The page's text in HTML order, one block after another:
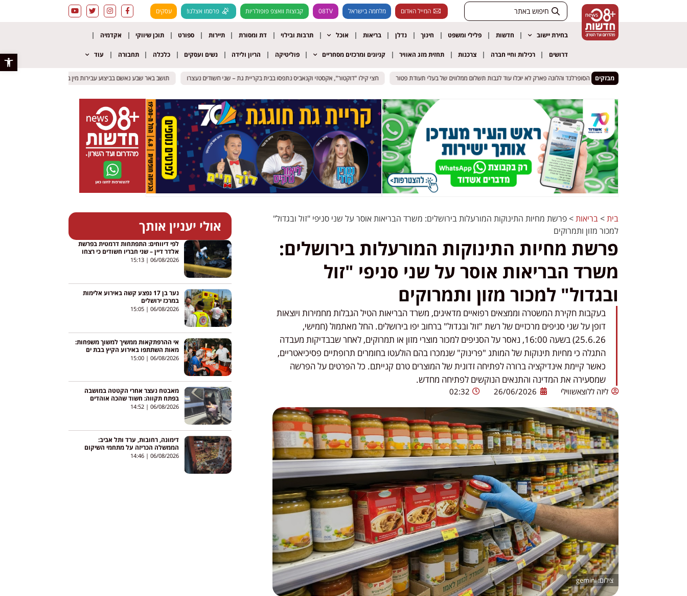
פתח
המייל האדום מלחמה בישראל 08TV קבוצות וואצפ פופולריות פרסמו אצלנו! עסקים
בחירת יישוב חדשות פלילי ומשפט חינוך נדלן בריאות אוכל תרבות ובילוי דת ומסורת תיירות ספורט תוכן שיווקי אקדמיה
דרושים רכילות וחיי חברה צרכנות תחזית מזג האוויר קניונים ומרכזים מסחריים פוליטיקה הריון ולידה נשים ועסקים כלכלה תחבורה עוד
מבזקים
בית המשפט הכריע: הסופרלנד והלונה פארק לא יוכלו עוד לגבות תשלום ממלווים של בעלי תעודת פטור חצי קילו "דוקטור", אקסטזי וקנאביס נתפסו בבית בקריית גת – שני חשודים נעצרו בית המשפט הכריע: הסופרלנד והלונה פארק לא יוכלו עוד לגבות תשלום ממלווים של בעלי תעודת פטור חצי קילו "דוקטור", אקסטזי וקנאביס נתפסו בבית בקריית גת – שני חשודים נעצרו תושב באר שבע נאשם בביצוע עבירות מין בקרובת משפחתו בת ה – 10
תושב באר שבע נאשם בביצוע עבירות מין בקרובת משפחתו בת ה – 10
בית>בריאות>פרשת מחיות התינוקות המורעלות בירושלים: משרד הבריאות אוסר על שני סניפי "זול ובגדול"
למכור מזון ותמרוקים
פרשת מחיות התינוקות המורעלות בירושלים:
משרד הבריאות אוסר על שני סניפי "זול
ובגדול" למכור מזון ותמרוקים
בעקבות חקירת המשטרה וממצאים רפואיים מדאיגים, משרד הבריאות הטיל הגבלות מחמירות ויוצאות
דופן על שני סניפים מרכזיים של רשת "זול ובגדול" ברחוב יפו בירושלים. החל מאתמול (חמישי,
25.6.26) בשעה 16:00, נאסר על הסניפים למכור מוצרי מזון או תמרוקים, לאחר שבבדיקות מעבדה
התגלה כי מחיות תינוקות של המותג "פרינוק" שנמכרו בהם הולעטו בחומרים תרופתיים פסיכיאטריים,
כאשר קיימת אינדיקציה ברורה לפתיחה זדונית של המוצרים טרם קנייתם. כל הפרטים על הפרשה
שמסעירה את המדינה והתנאים הנוקשים לפתיחה מחדש.
ליזה ללוצאשווילי 26/06/2026
02:32
gemini
אולי יעניין אותך
לפי דיווחים: התפתחות דרמטית בפרשת
אלדר דיין – שני חבריו חשודים כי רצחו
אותו והסתירו את גופתו
06/08/2026
15:13
נער בן 17 נפצע קשה באירוע אלימות
במרכז ירושלים
06/08/2026
15:05
אי ההרפתקאות ממשיך למשוך משפחות:
מאות השתתפו באירוע הקיץ בבת ים
06/08/2026
15:00
מאבטח נעצר אחרי הקטטה במושבה
בפתח תקווה: חשוד שהכה אוהדים
במוט, מעצרו הוארך
06/08/2026
14:52
דימונה, רחובות, ערד ותל אביב:
הממשלה הכריזה על מתחמי השיקום
הראשונים לאחר פגיעות הטילים
06/08/2026
14:46